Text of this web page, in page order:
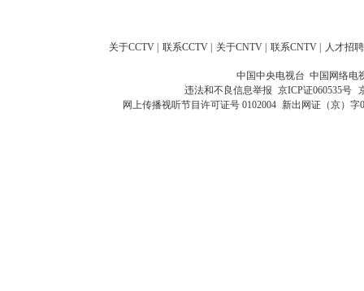
关于CCTV 联系CCTV 关于CNTV 联系CNTV 人才招聘
中国中央电视台 中国网络电
违法和不良信息举报 京ICP证060535号
网上传播视听节目许可证号 0102004 新出网证（京）